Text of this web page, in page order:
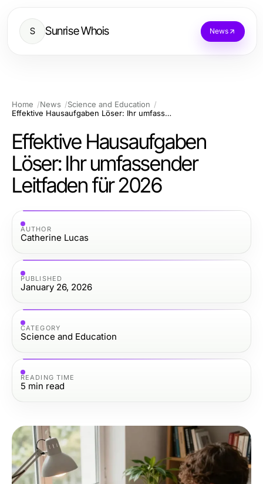
S Sunrise Whois News
Home News
Science and Education
Effektive Hausaufgaben Löser: Ihr umfassender Leitfaden für 2026
Effektive Hausaufgaben
Löser: Ihr umfassender
Leitfaden für 2026
AUTHOR
Catherine Lucas
PUBLISHED
January 26, 2026
CATEGORY
Science and Education
READING TIME
5 min read